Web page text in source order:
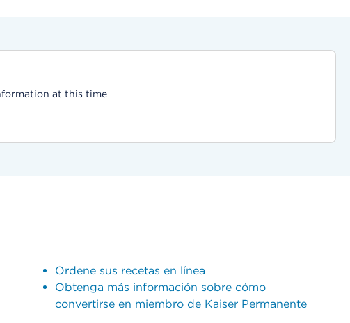
at this time
Ordene sus recetas en línea
Obtenga más información sobre cómo
convertirse en miembro de Kaiser Permanente